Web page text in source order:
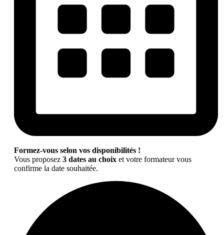
Formez-vous selon vos disponibilités !
Vous proposez 3 dates au choix et votre formateur vous
confirme la date souhaitée.